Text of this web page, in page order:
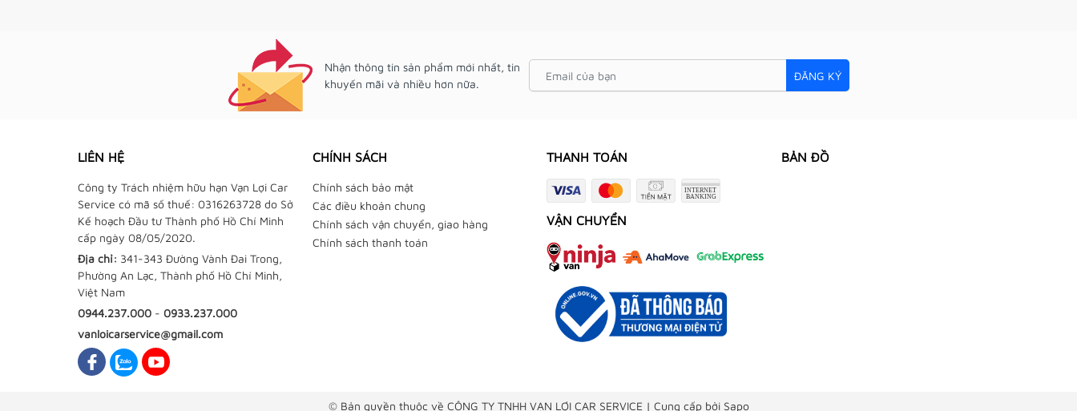
Nhận thông tin sản phẩm mới nhất, tin
khuyến mãi và nhiều hơn nữa.
ĐĂNG KÝ
LIÊN HỆ
Công ty Trách nhiệm hữu hạn Vạn Lợi Car
Service có mã số thuế: 0316263728 do Sở
Kế hoạch Đầu tư Thành phố Hồ Chí Minh
cấp ngày 08/05/2020.
Địa chỉ: 341-343 Đường Vành Đai Trong,
Phường An Lạc, Thành phố Hồ Chí Minh,
Việt Nam
0944.237.000 - 0933.237.000
vanloicarservice@gmail.com
CHÍNH SÁCH
Chính sách bảo mật
Các điều khoản chung
Chính sách vận chuyển, giao hàng
Chính sách thanh toán
THANH TOÁN
VẬN CHUYỂN
BẢN ĐỒ
© Bản quyền thuộc về CÔNG TY TNHH VẠN LỢI CAR SERVICE | Cung cấp bởi Sapo